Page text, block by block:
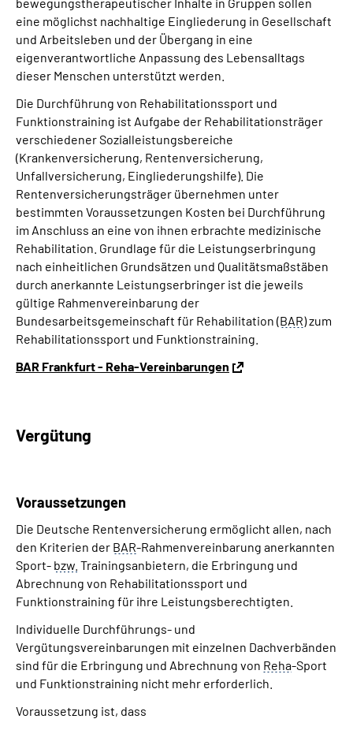
Leichte Sprache
Mein Kundenportal
eine möglichst nachhaltige Eingliederung in Gesellschaft
und Arbeitsleben und der Übergang in eine
eigenverantwortliche Anpassung des Lebensalltags
dieser Menschen unterstützt werden.
Die Durchführung von Rehabilitationssport und
Funktionstraining ist Aufgabe der Rehabilitationsträger
verschiedener Sozialleistungsbereiche
(Krankenversicherung, Rentenversicherung,
Unfallversicherung, Eingliederungshilfe). Die
Rentenversicherungsträger übernehmen unter
bestimmten Voraussetzungen Kosten bei Durchführung
im Anschluss an eine von ihnen erbrachte medizinische
Rehabilitation. Grundlage für die Leistungserbringung
nach einheitlichen Grundsätzen und Qualitätsmaßstäben
durch anerkannte Leistungserbringer ist die jeweils
gültige Rahmenvereinbarung der
Bundesarbeitsgemeinschaft für Rehabilitation (BAR) zum
Rehabilitationssport und Funktionstraining.
BAR Frankfurt - Reha-Vereinbarungen
Vergütung
Voraussetzungen
Die Deutsche Rentenversicherung ermöglicht allen, nach
den Kriterien der BAR-Rahmenvereinbarung anerkannten
Sport- bzw. Trainingsanbietern, die Erbringung und
Abrechnung von Rehabilitationssport und
Funktionstraining für ihre Leistungsberechtigten.
Individuelle Durchführungs- und
Vergütungsvereinbarungen mit einzelnen Dachverbänden
sind für die Erbringung und Abrechnung von Reha-Sport
und Funktionstraining nicht mehr erforderlich.
Voraussetzung ist, dass